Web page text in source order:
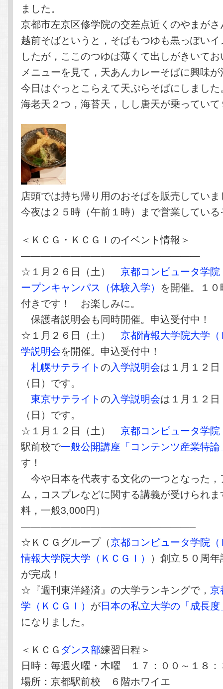
ました。
京都市左京区修学院の交差点近くのやまが
越前そばというと，そばもつゆも黒っぽい
したが，ここのつゆは薄くて出しがきいて
メニューを見て，天あんカレーそばに興味
今日はぐっとこらえて天ぷらそばにしました
海老天２つ，海苔天，しし唐天が乗ってい
店頭では持ち帰り用のおそばを販売してい
今夜は２５時（午前１時）まで営業してい
＜ＫＣＧ・ＫＣＧＩのイベント情報＞
——————————————————
☆１月２６日（土） 京都コンピュータ学
ープンキャンパス（体験入学） を開催。１
付きです！ お楽しみに。
保護者説明会も同時開催。申込受付中！
☆１月２６日（土） 京都情報大学院大学
学説明会を開催。申込受付中！
札幌サテライトの入学説明会は１月１２
（日）です。
東京サテライトの入学説明会は１月１２
（日）です。
☆１月１２日（土） 京都コンピュータ学
駅前校で一般公開講座「コンテンツ産業特論
す！
今や日本を代表する文化の一つとなった
ム，コスプレなどに関する講義が受けられ
料，一般3,000円）
—————————————————–
☆ＫＣＧグループ（京都コンピュータ学院
情報大学院大学（ＫＣＧＩ） ）創立５０周
が完成！
☆『週刊東洋経済』の大学ランキングで，
学（ＫＣＧＩ） が日本の私立大学の「成長
になりました。
＜ＫＣＧ ダンス部練習日程＞
日時：毎週火曜・木曜 １７：００～１８：
場所：京都駅前校 ６階ホワイエ